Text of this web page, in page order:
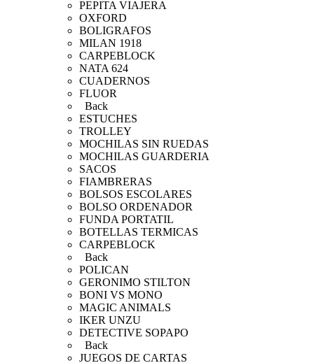
PEPITA VIAJERA
OXFORD
BOLIGRAFOS
MILAN 1918
CARPEBLOCK
NATA 624
CUADERNOS
FLUOR
Back
ESTUCHES
TROLLEY
MOCHILAS SIN RUEDAS
MOCHILAS GUARDERIA
SACOS
FIAMBRERAS
BOLSOS ESCOLARES
BOLSO ORDENADOR
FUNDA PORTATIL
BOTELLAS TERMICAS
CARPEBLOCK
Back
POLICAN
GERONIMO STILTON
BONI VS MONO
MAGIC ANIMALS
IKER UNZU
DETECTIVE SOPAPO
Back
JUEGOS DE CARTAS